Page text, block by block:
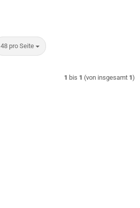
48 pro Seite
pro Seite
1 bis 1 (von insgesamt 1)